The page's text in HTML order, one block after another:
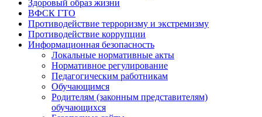
Здоровый образ жизни
ВФСК ГТО
Противодействие терроризму и экстремизму
Противодействие коррупции
Информационная безопасность
Локальные нормативные акты
Нормативное регулирование
Педагогическим работникам
Обучающимся
Родителям (законным представителям)
обучающихся